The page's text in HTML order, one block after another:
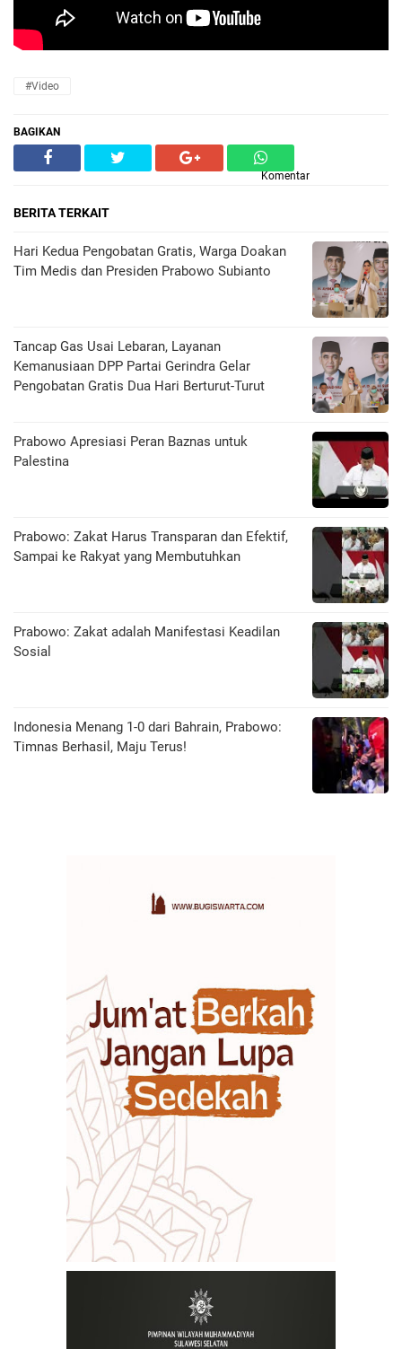
#Video
BAGIKAN
Komentar
BERITA TERKAIT
Hari Kedua Pengobatan Gratis, Warga Doakan
Tim Medis dan Presiden Prabowo Subianto
Tancap Gas Usai Lebaran, Layanan
Kemanusiaan DPP Partai Gerindra Gelar
Pengobatan Gratis Dua Hari Berturut-Turut
Prabowo Apresiasi Peran Baznas untuk
Palestina
Prabowo: Zakat Harus Transparan dan Efektif,
Sampai ke Rakyat yang Membutuhkan
Prabowo: Zakat adalah Manifestasi Keadilan
Sosial
Indonesia Menang 1-0 dari Bahrain, Prabowo:
Timnas Berhasil, Maju Terus!